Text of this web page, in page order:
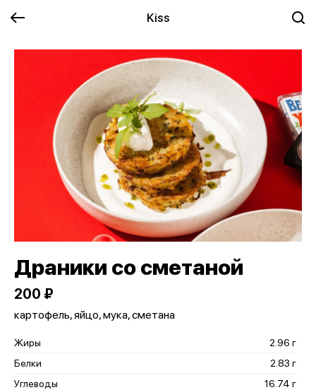
Kiss
Драники со сметаной
200 ₽
картофель, яйцо, мука, сметана
Жиры
2.96 г
Белки
2.83 г
Углеводы
16.74 г